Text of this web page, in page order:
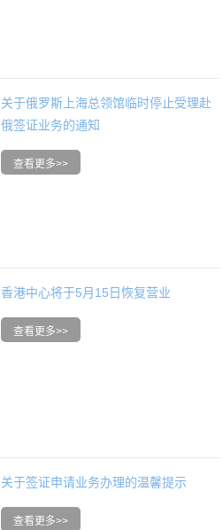
关于俄罗斯上海总领馆临时停止受理赴
俄签证业务的通知
香港中心将于5月15日恢复营业
关于签证申请业务办理的温馨提示